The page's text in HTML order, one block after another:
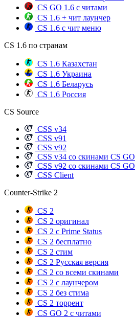
CS GO 1.6 с читами
CS 1.6 + чит лаунчер
CS 1.6 с чит меню
CS 1.6 по странам
CS 1.6 Казахстан
CS 1.6 Украина
CS 1.6 Беларусь
CS 1.6 Россия
CS Source
CSS v34
CSS v91
CSS v92
CSS v34 со скинами CS GO
CSS v92 со скинами CS GO
CSS Client
Counter-Strike 2
CS 2
CS 2 оригинал
CS 2 с Prime Status
CS 2 бесплатно
CS 2 стим
CS 2 Русская версия
CS 2 со всеми скинами
CS 2 с лаунчером
CS 2 без стима
CS 2 торрент
CS GO 2 с читами